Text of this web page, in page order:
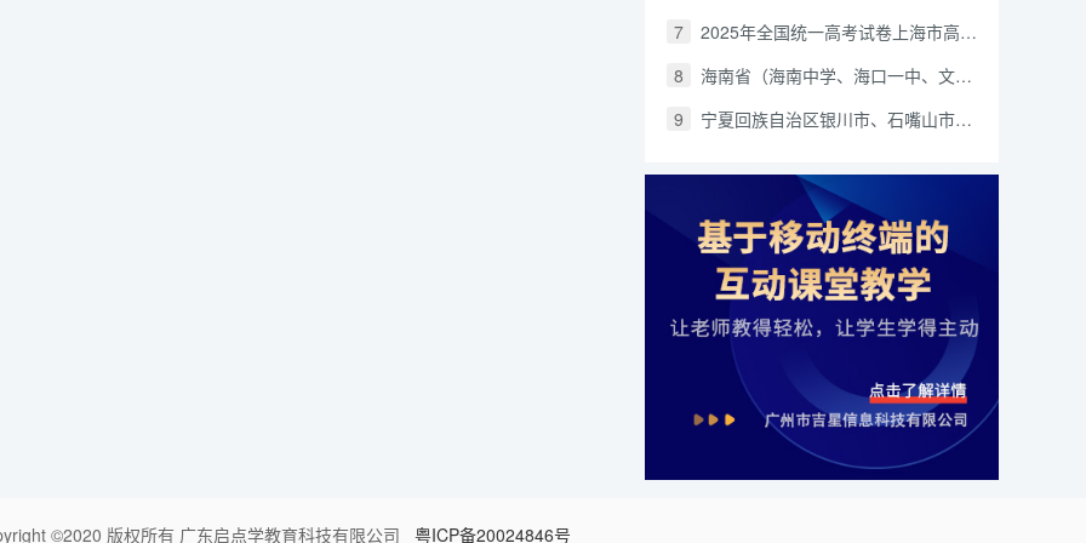
7
2025年全国统一高考试卷上海市高考生物真题（含答案和解析）
8
海南省（海南中学、海口一中、文昌中学、嘉积中学）2026届高三下学期3月联考生物试题及答案
9
宁夏回族自治区银川市、石嘴山市、吴忠市三市2026年高三年级学科教学质量检测试题及答案
©2020 版权所有 广东启点学教育科技有限公司 粤ICP备20024846号